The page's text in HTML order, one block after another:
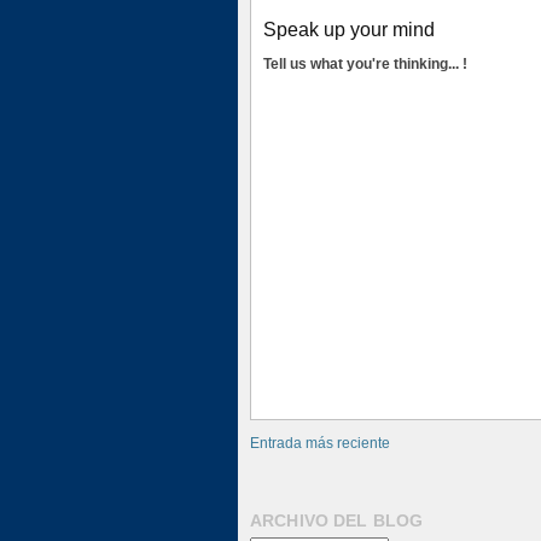
Speak up your mind
Tell us what you're thinking... !
Entrada más reciente
ARCHIVO DEL BLOG